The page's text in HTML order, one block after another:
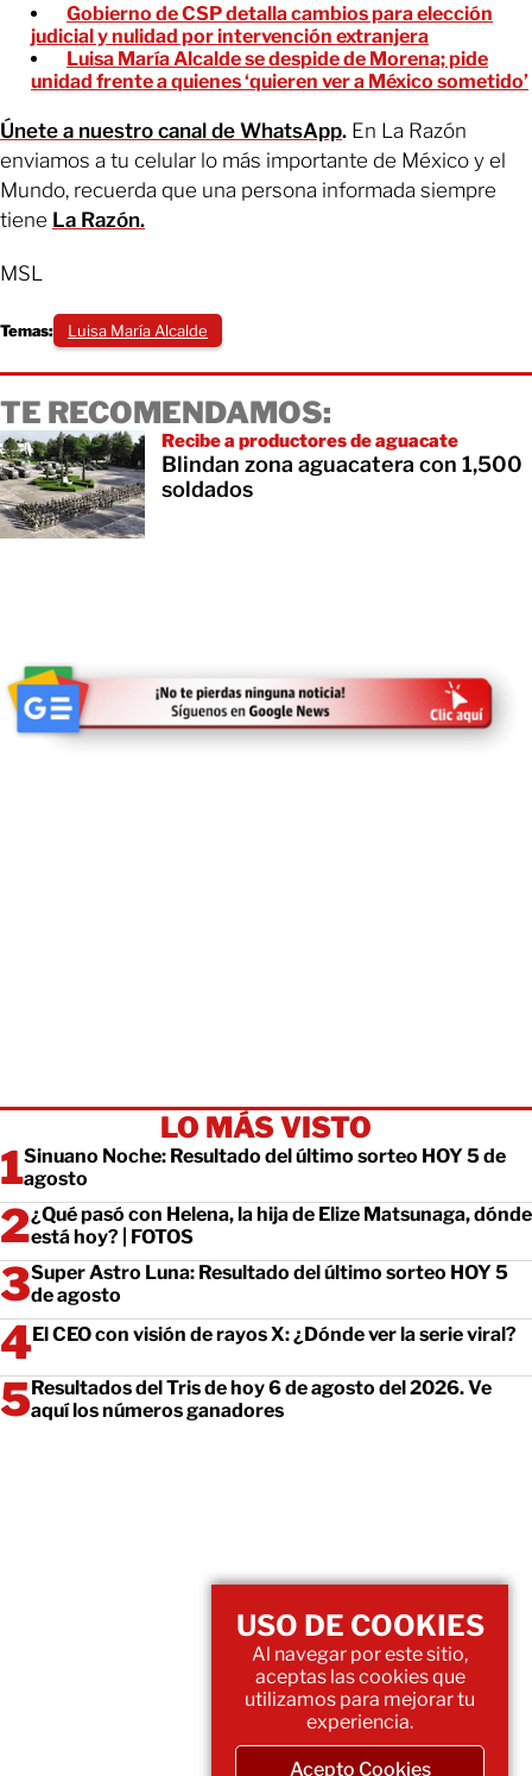
Gobierno de CSP detalla cambios para elección
judicial y nulidad por intervención extranjera
Luisa María Alcalde se despide de Morena; pide
unidad frente a quienes ‘quieren ver a México sometido’
Únete a nuestro canal de WhatsApp. En La Razón
enviamos a tu celular lo más importante de México y el
Mundo, recuerda que una persona informada siempre
tiene La Razón.
MSL
Temas: Luisa María Alcalde
TE RECOMENDAMOS:
Recibe a productores de aguacate
Blindan zona aguacatera con 1,500
soldados
LO MÁS VISTO
Sinuano Noche: Resultado del último sorteo HOY 5 de
agosto
¿Qué pasó con Helena, la hija de Elize Matsunaga, dónde
está hoy? | FOTOS
Super Astro Luna: Resultado del último sorteo HOY 5
de agosto
El CEO con visión de rayos X: ¿Dónde ver la serie viral?
Resultados del Tris de hoy 6 de agosto del 2026. Ve
aquí los números ganadores
USO DE COOKIES
Al navegar por este sitio,
aceptas las cookies que
utilizamos para mejorar tu
experiencia.
Acepto Cookies